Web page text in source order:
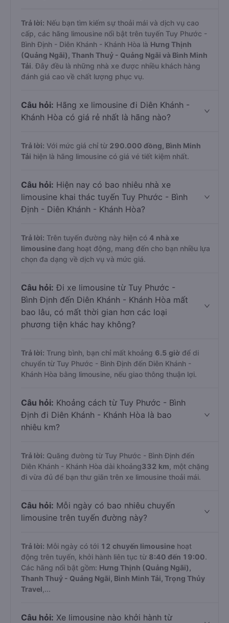
Trả lời: Nếu bạn tìm kiếm sự thoải mái và dịch vụ cao
cấp, các hãng limousine nổi bật trên tuyến Tuy Phước -
Bình Định - Diên Khánh - Khánh Hòa là Hưng Thịnh
(Quảng Ngãi), Thanh Thuỷ - Quảng Ngãi và Bình Minh
Tải. Đây đều là những nhà xe được nhiều khách hàng
đánh giá cao về chất lượng phục vụ.
Câu hỏi: Hãng xe limousine đi Diên Khánh -
Khánh Hòa có giá rẻ nhất là hãng nào?
Trả lời: Với mức giá chỉ từ 290.000 đồng, Bình Minh
Tải hiện là hãng limousine có giá vé tiết kiệm nhất.
Câu hỏi: Hiện nay có bao nhiêu nhà xe
limousine khai thác tuyến Tuy Phước - Bình
Định - Diên Khánh - Khánh Hòa?
Trả lời: Trên tuyến đường này hiện có 4 nhà xe
limousine đang hoạt động, mang đến cho bạn nhiều lựa
chọn đa dạng về dịch vụ và mức giá.
Câu hỏi: Đi xe limousine từ Tuy Phước -
Bình Định đến Diên Khánh - Khánh Hòa mất
bao lâu, có mất thời gian hơn các loại
phương tiện khác hay không?
Trả lời: Trung bình, bạn chỉ mất khoảng 6.5 giờ để di
chuyển từ Tuy Phước - Bình Định đến Diên Khánh -
Khánh Hòa bằng limousine, nếu giao thông thuận lợi.
Câu hỏi: Khoảng cách từ Tuy Phước - Bình
Định đi Diên Khánh - Khánh Hòa là bao
nhiêu km?
Trả lời: Quãng đường từ Tuy Phước - Bình Định đến
Diên Khánh - Khánh Hòa dài khoảng332 km , một chặng
đi vừa đủ để bạn thư giãn trên xe limousine thoải mái.
Câu hỏi: Mỗi ngày có bao nhiêu chuyến
limousine trên tuyến đường này?
Trả lời: Mỗi ngày có tới 12 chuyến limousine hoạt
động trên tuyến, khởi hành liên tục từ 8:40 đến 19:00.
Các hãng nổi bật gồm: Hưng Thịnh (Quảng Ngãi),
Thanh Thuỷ - Quảng Ngãi, Bình Minh Tải, Trọng Thủy
Travel ,...
Câu hỏi: Xe limousine nào khởi hành từ